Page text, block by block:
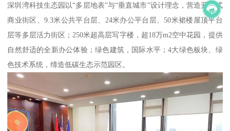
深圳湾科技生态园以“多层地表”与“垂直城市”设计理念，营造开放式
商业街区、9.3米公共平台层、24米办公平台层、50米裙楼屋顶平台
层等多层活力街区；250米超高层写字楼，超18万m2空中花园，提供
自然舒适的全新办公体验；绿色建筑，国际水平；4大绿色板块、绿
色技术系统，缔造低碳生态示范园区。